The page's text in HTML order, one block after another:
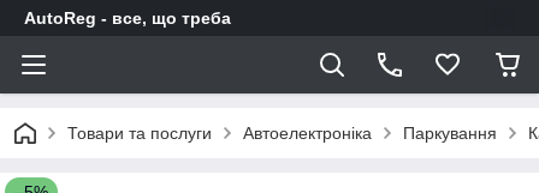
AutoReg - все, що треба
Товари та послуги Автоелектроніка Паркування